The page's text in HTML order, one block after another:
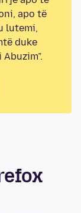
apo të
lutemi,
duke